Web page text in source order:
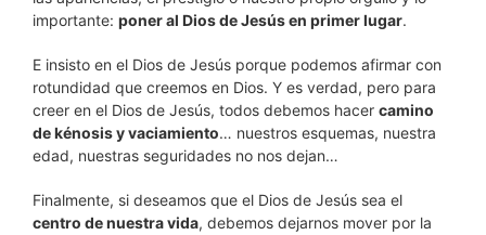
importante: poner al Dios de Jesús en primer lugar.
E insisto en el Dios de Jesús porque podemos afirmar con
rotundidad que creemos en Dios. Y es verdad, pero para
creer en el Dios de Jesús, todos debemos hacer camino
de kénosis y vaciamiento… nuestros esquemas, nuestra
edad, nuestras seguridades no nos dejan…
Finalmente, si deseamos que el Dios de Jesús sea el
centro de nuestra vida, debemos dejarnos mover por la